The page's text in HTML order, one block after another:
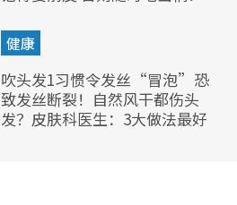
健康
吹头发1习惯令发丝“冒泡”恐
致发丝断裂！自然风干都伤头
发？皮肤科医生：3大做法最好